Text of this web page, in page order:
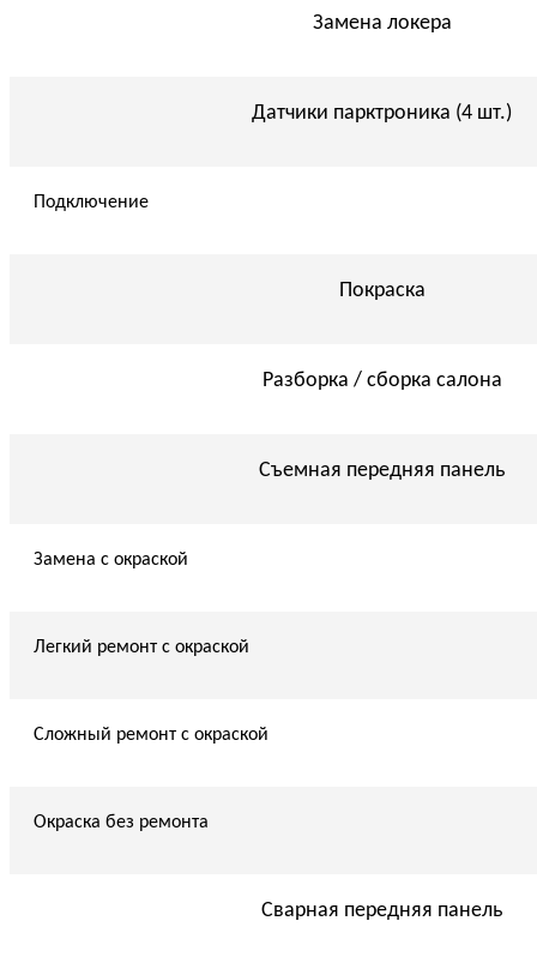
Замена локера
Датчики парктроника (4 шт.)
Подключение
Покраска
Разборка / сборка салона
Съемная передняя панель
Замена с окраской
Легкий ремонт с окраской
Сложный ремонт с окраской
Окраска без ремонта
Сварная передняя панель